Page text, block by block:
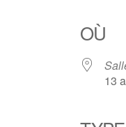
OÙ
13